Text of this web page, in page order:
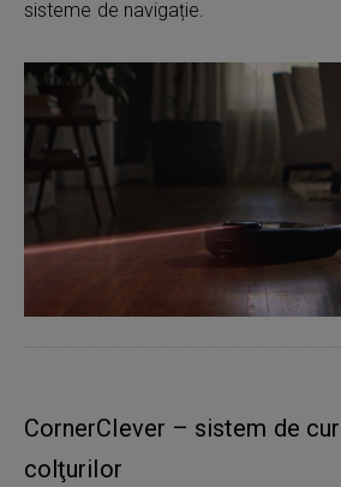
sisteme de navigație.
CornerClever – sistem de
colţurilor